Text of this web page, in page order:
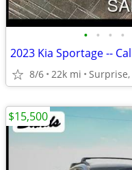
• • • •
2023 Kia Sportage --
8/6 22k mi Surprise,
$15,500